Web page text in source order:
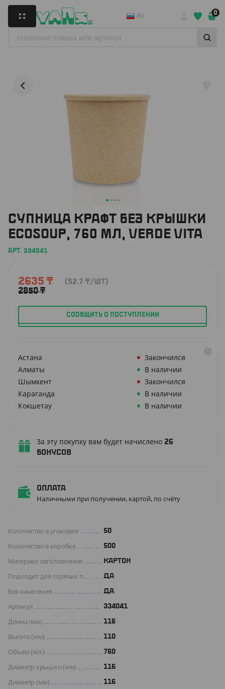
RU 0
СУПНИЦА КРАФТ БЕЗ КРЫШКИ
ECOSOUP, 760 МЛ, VERDE VITA
АРТ. 334041
2635 ₸
2850₸
(52.7 ₸/ШТ)
СООБЩИТЬ О ПОСТУПЛЕНИИ
Астана
Закончился
Алматы
В наличии
Шымкент
Закончился
Караганда
В наличии
Кокшетау
В наличии
За эту покупку вам будет начислено 26
бонусов
Оплата
Наличными при получении, картой, по счёту
Количество в упаковке 50
Количество в коробке 500
Материал изготовления КАРТОН
Подходит для горячих продуктов ДА
Без нанесения ДА
Артикул 334041
Длина (мм) 116
Высота (мм) 110
Объем (мл.) 760
Диаметр крышки (мм) 116
Диаметр (мм) 116